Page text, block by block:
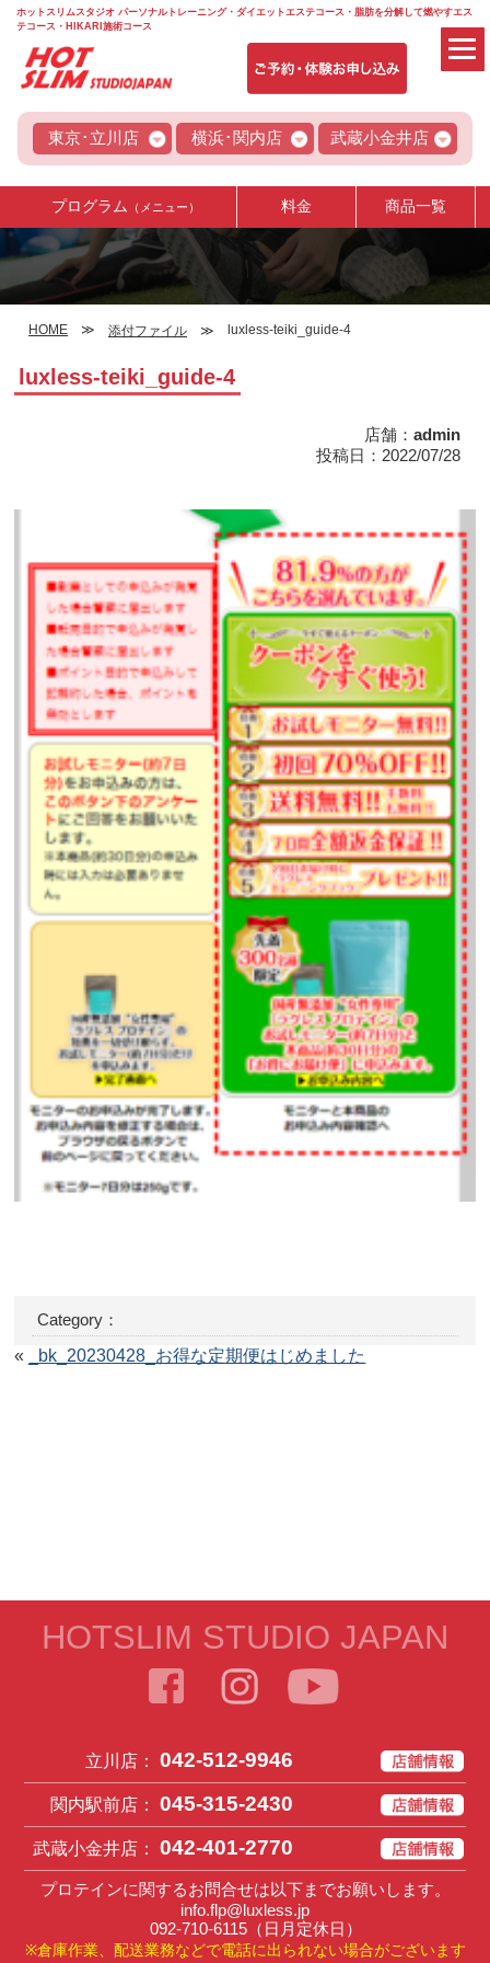
ホットスリムスタジオ パーソナルトレーニング・ダイエットエステコース・脂肪を分解して燃やすエス
テコース・HIKARI施術コース
東京･立川店 横浜･関内店 武蔵小金井店
プログラム （メニュー） 料金 商品一覧
HOME 添付ファイル luxless-teiki_guide-4
luxless-teiki_guide-4
店舗： admin
投稿日：2022/07/28
Category：
«
_bk_20230428_お得な定期便はじめました
HOTSLIM STUDIO JAPAN
立川店： 042-512-9946
関内駅前店： 045-315-2430
武蔵小金井店： 042-401-2770
プロテインに関するお問合せは以下までお願いします。
info.flp@luxless.jp
092-710-6115（日月定休日）
※倉庫作業、配送業務などで電話に出られない場合がございます